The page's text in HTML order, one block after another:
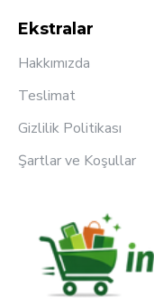
Ekstralar
Hakkımızda
Teslimat
Gizlilik Politikası
Şartlar ve Koşullar